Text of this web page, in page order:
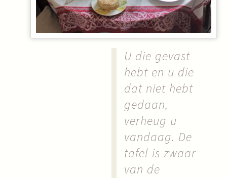
U die gevast
hebt en u die
dat niet hebt
gedaan,
verheug u
vandaag. De
tafel is zwaar
van de